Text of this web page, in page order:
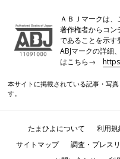
ＡＢＪマークは、
著作権者からコン
であることを示す
ABJマークの詳細
はこちら→
本サイトに掲載されている記事・写
す。
たまひよについて 利用規
サイトマップ
調査・プレス